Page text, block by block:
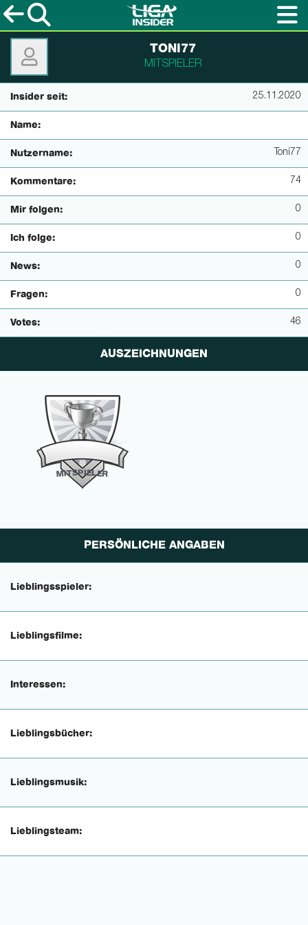
TONI77
MITSPIELER
Insider seit: 25.11.2020
Name:
Nutzername: Toni77
Kommentare: 74
Mir folgen: 0
Ich folge: 0
News: 0
Fragen: 0
Votes: 46
AUSZEICHNUNGEN
MITSPIELER
PERSÖNLICHE ANGABEN
Lieblingsspieler:
Lieblingsfilme:
Interessen:
Lieblingsbücher:
Lieblingsmusik:
Lieblingsteam: